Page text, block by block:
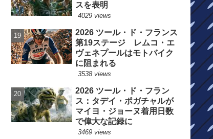
スを表明
4029 views
2026 ツール・ド・フランス
第19ステージ レムコ・エ
ヴェネプールはモトバイク
に阻まれる
3538 views
2026 ツール・ド・フラン
ス：タデイ・ポガチャルが
マイヨ・ジョーヌ着用日数
で偉大な記録に
3469 views